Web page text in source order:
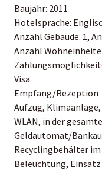
Baujahr: 2011
Hotelsprache:
Anzahl Gebäude: 1,
Anzahl
Visa
Empfang/Rezeption
Aufzug,
WLAN, in der
Geldautomat/
Recyclingbehälter
Beleuchtung,